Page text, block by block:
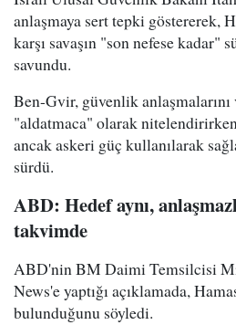
anlaşmaya sert tepki göstererek,
karşı savaşın "son nefese
savundu.
Ben-Gvir, güvenlik anlaşmalarını
"aldatmaca" olarak
ancak askeri güç kullanılarak
sürdü.
ABD: Hedef aynı,
takvimde
ABD'nin BM Daimi Temsilcisi
News'e yaptığı açıklamada,
bulunduğunu söyledi.